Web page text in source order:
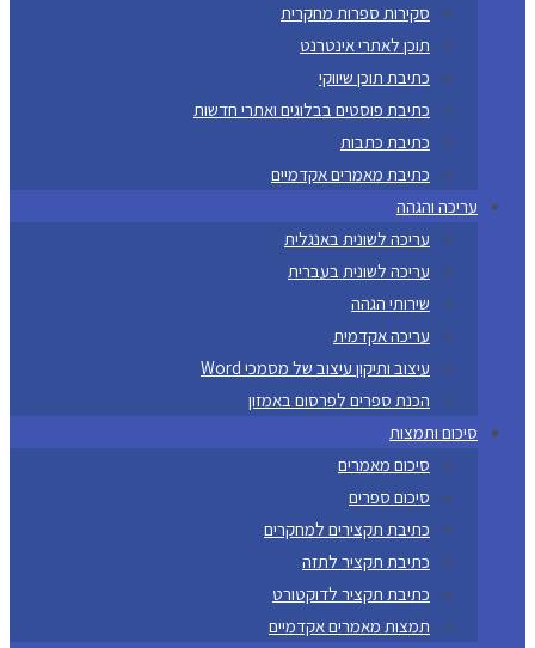
סקירות ספרות מחקרית
תוכן לאתרי אינטרנט
כתיבת תוכן שיווקי
כתיבת פוסטים בבלוגים ואתרי חדשות
כתיבת כתבות
כתיבת מאמרים אקדמיים
עריכה והגהה
עריכה לשונית באנגלית
עריכה לשונית בעברית
שירותי הגהה
עריכה אקדמית
עיצוב ותיקון עיצוב של מסמכי Word
הכנת ספרים לפרסום באמזון
סיכום ותמצות
סיכום מאמרים
סיכום ספרים
כתיבת תקצירים למחקרים
כתיבת תקציר לתזה
כתיבת תקציר לדוקטורט
תמצות מאמרים אקדמיים